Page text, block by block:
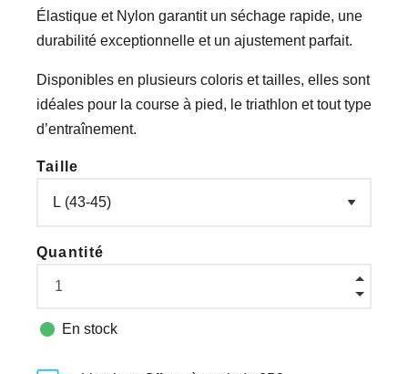
Élastique et Nylon garantit un séchage rapide, une
durabilité exceptionnelle et un ajustement parfait.
Disponibles en plusieurs coloris et tailles, elles sont
idéales pour la course à pied, le triathlon et tout type
d’entraînement.
Taille
Quantité
 En stock